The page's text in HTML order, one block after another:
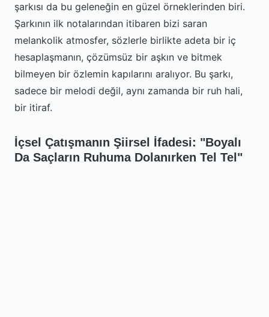
şarkısı da bu geleneğin en güzel örneklerinden biri.
Şarkının ilk notalarından itibaren bizi saran
melankolik atmosfer, sözlerle birlikte adeta bir iç
hesaplaşmanın, çözümsüz bir aşkın ve bitmek
bilmeyen bir özlemin kapılarını aralıyor. Bu şarkı,
sadece bir melodi değil, aynı zamanda bir ruh hali,
bir itiraf.
İçsel Çatışmanın Şiirsel İfadesi: "Boyalı
Da Saçların Ruhuma Dolanırken Tel Tel"